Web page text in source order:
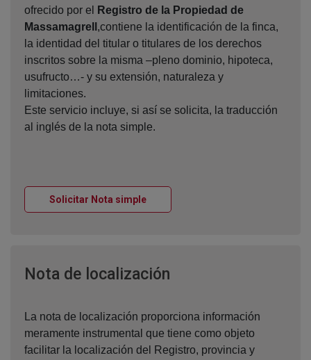
ofrecido por el
Registro de la Propiedad de
Massamagrell ,contiene la identificación de la finca,
la identidad del titular o titulares de los derechos
inscritos sobre la misma –pleno dominio, hipoteca,
usufructo…- y su extensión, naturaleza y
limitaciones.
Este servicio incluye, si así se solicita, la traducción
al inglés de la nota simple.
Solicitar Nota simpleVentana nueva
Nota de localización
La nota de localización proporciona información
meramente instrumental que tiene como objeto
facilitar la localización del Registro, provincia y